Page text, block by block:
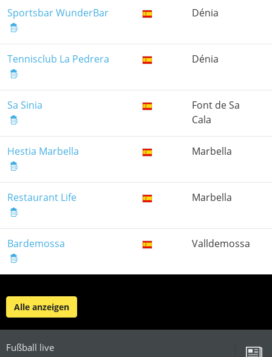
Sportsbar WunderBar Dénia
Tennisclub La Pedrera Dénia
Sa Sinia
Font de Sa
Cala
Hestia Marbella Marbella
Restaurant Life Marbella
Bardemossa Valldemossa
Alle anzeigen
Fußball live